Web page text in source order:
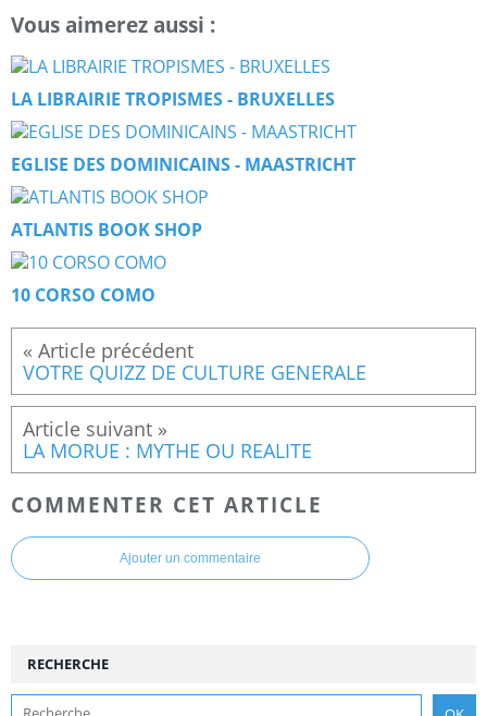
Vous aimerez aussi :
LA LIBRAIRIE TROPISMES - BRUXELLES
EGLISE DES DOMINICAINS - MAASTRICHT
ATLANTIS BOOK SHOP
10 CORSO COMO
VOTRE QUIZZ DE CULTURE GENERALE
LA MORUE : MYTHE OU REALITE
COMMENTER CET ARTICLE
Ajouter un commentaire
RECHERCHE